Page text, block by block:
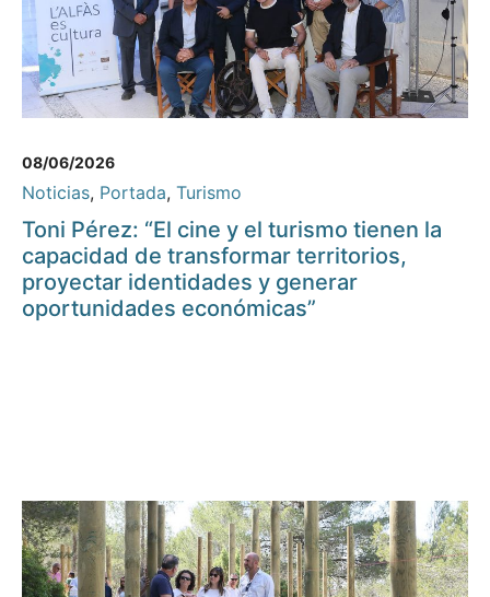
08/06/2026
Noticias, Portada, Turismo
Toni Pérez: “El cine y el turismo tienen la
capacidad de transformar territorios,
proyectar identidades y generar
oportunidades económicas”